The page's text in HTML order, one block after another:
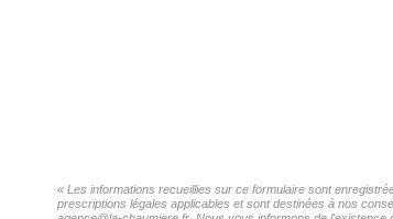
« Les informations recueillies sur ce formulaire sont
prescriptions légales applicables et sont destinées à nos